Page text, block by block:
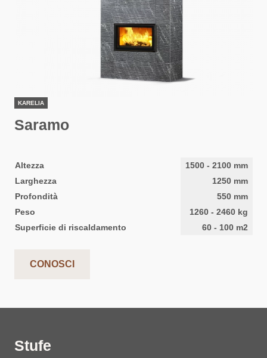
KARELIA
Saramo
Altezza 1500 - 2100 mm
Larghezza
1250 mm
Profondità
550 mm
Peso
1260 - 2460 kg
Superficie di riscaldamento
60 - 100 m2
CONOSCI
Stufe